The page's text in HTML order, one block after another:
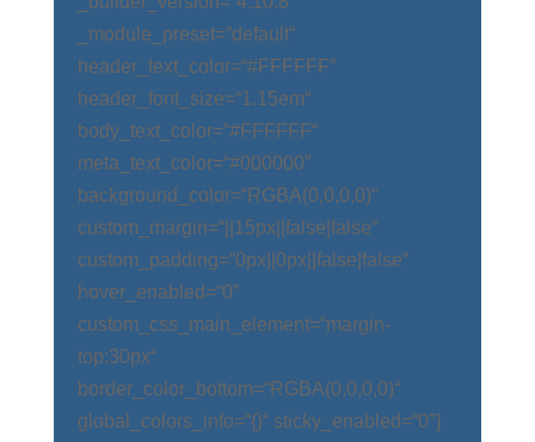
_module_preset=“default“
header_text_color=“#FFFFFF“
header_font_size=“1.15em“
body_text_color=“#FFFFFF“
meta_text_color=“#000000″
background_color=“RGBA(0,0,0,0)“
custom_margin=“||15px||false|false“
custom_padding=“0px||0px||false|false“
hover_enabled=“0″
custom_css_main_element=“margin-
top:30px“
border_color_bottom=“RGBA(0,0,0,0)“
global_colors_info=“{}“ sticky_enabled=“0″]